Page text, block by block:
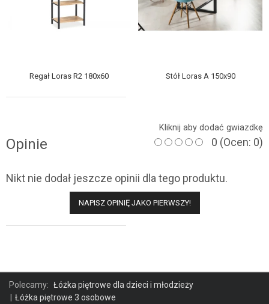
Regał Loras R2 180x60 Stół Loras A 150x90
Opinie
Kliknij aby dodać gwiazdkę
0 (Ocen: 0)
Nikt nie dodał jeszcze opinii dla tego produktu.
NAPISZ OPINIĘ JAKO PIERWSZY!
Polecamy: Łóżka piętrowe dla dzieci i młodzieży
Łóżka piętrowe 3 osobowe